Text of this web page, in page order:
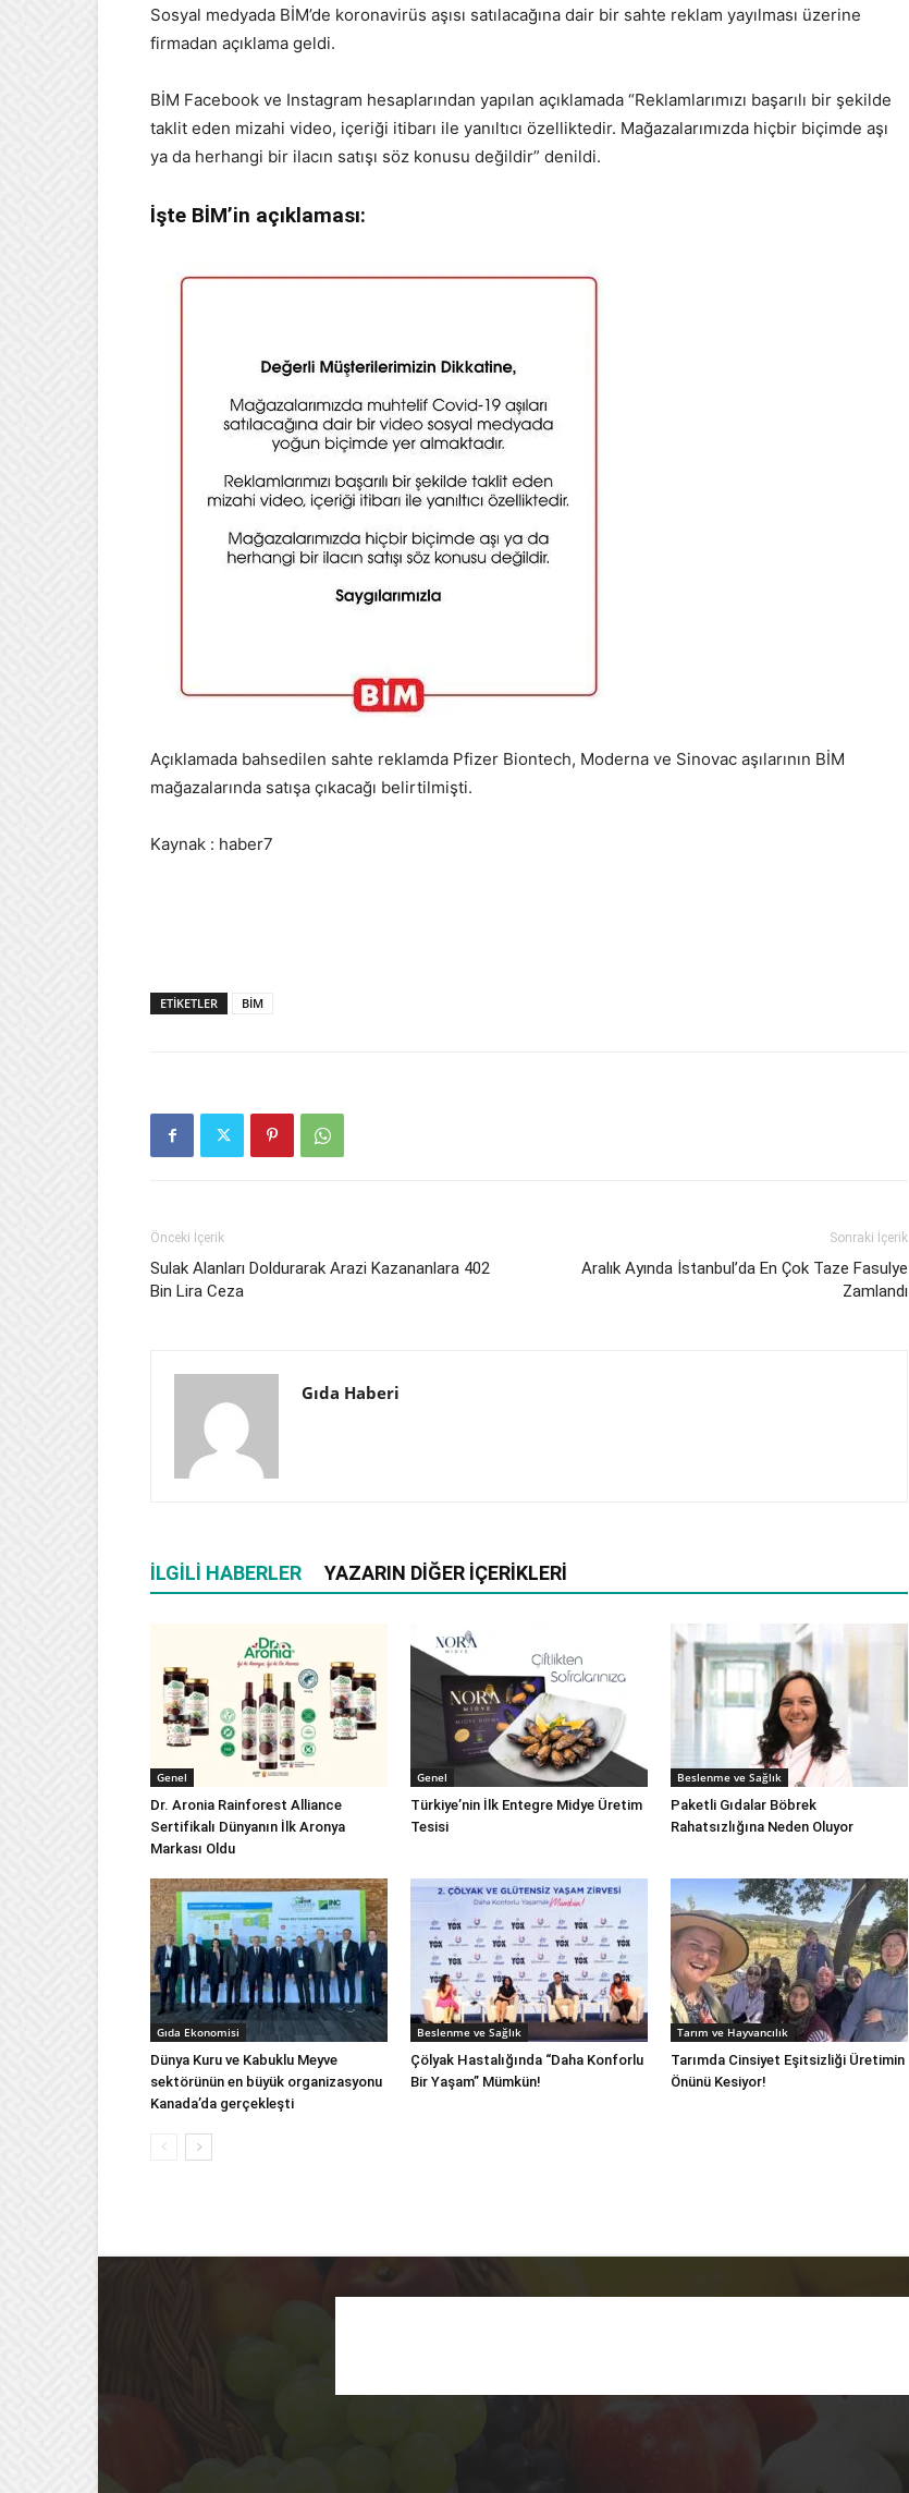
Sosyal medyada BİM’de koronavirüs aşısı satılacağına dair bir sahte reklam yayılması üzerine
firmadan açıklama geldi.
BİM Facebook ve Instagram hesaplarından yapılan açıklamada “Reklamlarımızı başarılı bir şekilde
taklit eden mizahi video, içeriği itibarı ile yanıltıcı özelliktedir. Mağazalarımızda hiçbir biçimde aşı
ya da herhangi bir ilacın satışı söz konusu değildir” denildi.
İşte BİM’in açıklaması:
Açıklamada bahsedilen sahte reklamda Pfizer Biontech, Moderna ve Sinovac aşılarının BİM
mağazalarında satışa çıkacağı belirtilmişti.
Kaynak : haber7
ETIKETLER BİM
Önceki İçerik
Sulak Alanları Doldurarak Arazi Kazananlara 402
Bin Lira Ceza
Sonraki İçerik
Aralık Ayında İstanbul’da En Çok Taze Fasulye
Zamlandı
Gıda Haberi
İLGILI HABERLER YAZARIN DIĞER İÇERIKLERI
Genel
Dr. Aronia Rainforest Alliance
Sertifikalı Dünyanın İlk Aronya
Markası Oldu
Genel
Türkiye’nin İlk Entegre Midye Üretim
Tesisi
Beslenme ve Sağlık
Paketli Gıdalar Böbrek
Rahatsızlığına Neden Oluyor
Gıda Ekonomisi
Dünya Kuru ve Kabuklu Meyve
sektörünün en büyük organizasyonu
Kanada’da gerçekleşti
Beslenme ve Sağlık
Çölyak Hastalığında “Daha Konforlu
Bir Yaşam” Mümkün!
Tarım ve Hayvancılık
Tarımda Cinsiyet Eşitsizliği Üretimin
Önünü Kesiyor!